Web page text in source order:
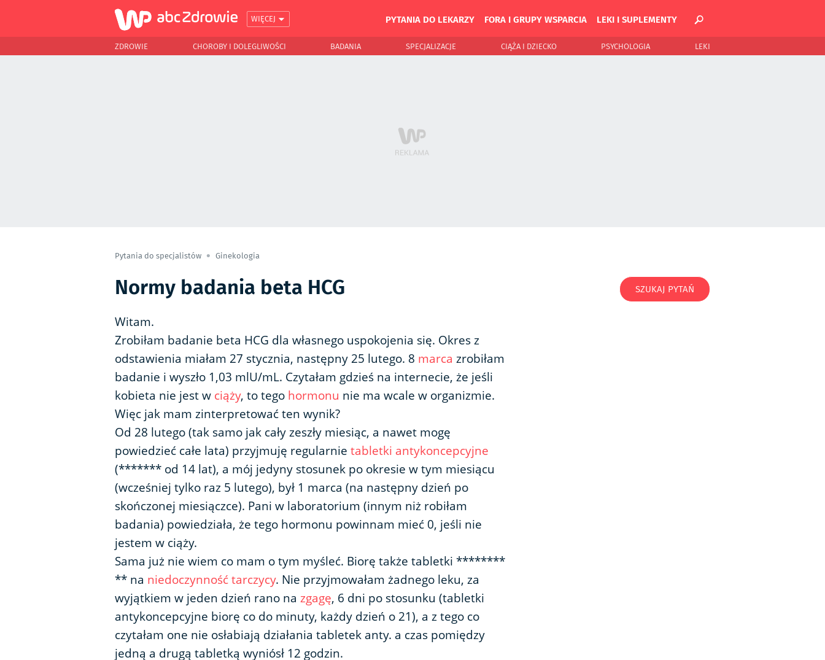
WIĘCEJ PYTANIA DO LEKARZY FORA I GRUPY WSPARCIA LEKI I SUPLEMENTY
ZDROWIE CHOROBY I DOLEGLIWOŚCI BADANIA SPECJALIZACJE CIĄŻA I DZIECKO PSYCHOLOGIA LEKI
Pytania do specjalistów Ginekologia
Normy badania beta HCG
Witam.
Zrobiłam badanie beta HCG dla własnego uspokojenia się. Okres z
odstawienia miałam 27 stycznia, następny 25 lutego. 8 marca zrobiłam
badanie i wyszło 1,03 mlU/mL. Czytałam gdzieś na internecie, że jeśli
kobieta nie jest w ciąży, to tego hormonu nie ma wcale w organizmie.
Więc jak mam zinterpretować ten wynik?
Od 28 lutego (tak samo jak cały zeszły miesiąc, a nawet mogę
powiedzieć całe lata) przyjmuję regularnie tabletki antykoncepcyjne
(******* od 14 lat), a mój jedyny stosunek po okresie w tym miesiącu
(wcześniej tylko raz 5 lutego), był 1 marca (na następny dzień po
skończonej miesiączce). Pani w laboratorium (innym niż robiłam
badania) powiedziała, że tego hormonu powinnam mieć 0, jeśli nie
jestem w ciąży.
Sama już nie wiem co mam o tym myśleć. Biorę także tabletki ********
** na niedoczynność tarczycy. Nie przyjmowałam żadnego leku, za
wyjątkiem w jeden dzień rano na zgagę, 6 dni po stosunku (tabletki
antykoncepcyjne biorę co do minuty, każdy dzień o 21), a z tego co
czytałam one nie osłabiają działania tabletek anty. a czas pomiędzy
jedną a drugą tabletką wyniósł 12 godzin.
SZUKAJ PYTAŃ